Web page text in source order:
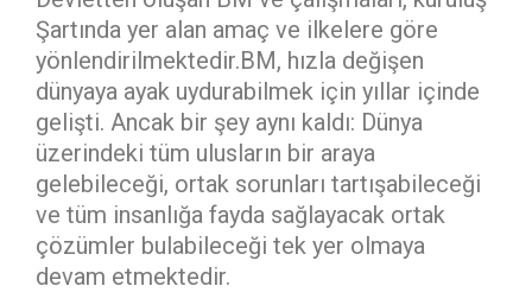
Şartında yer alan amaç ve ilkelere göre
yönlendirilmektedir.BM, hızla değişen
dünyaya ayak uydurabilmek için yıllar içinde
gelişti. Ancak bir şey aynı kaldı: Dünya
üzerindeki tüm ulusların bir araya
gelebileceği, ortak sorunları tartışabileceği
ve tüm insanlığa fayda sağlayacak ortak
çözümler bulabileceği tek yer olmaya
devam etmektedir.